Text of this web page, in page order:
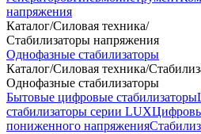
напряжения
Каталог/Силовая техника/
Стабилизаторы напряжения
Однофазные стабилизаторы
Каталог/Силовая техника/
Однофазные стабилизаторы
Бытовые цифровые стабилизаторы
стабилизаторы серии LUX
пониженного напряжения